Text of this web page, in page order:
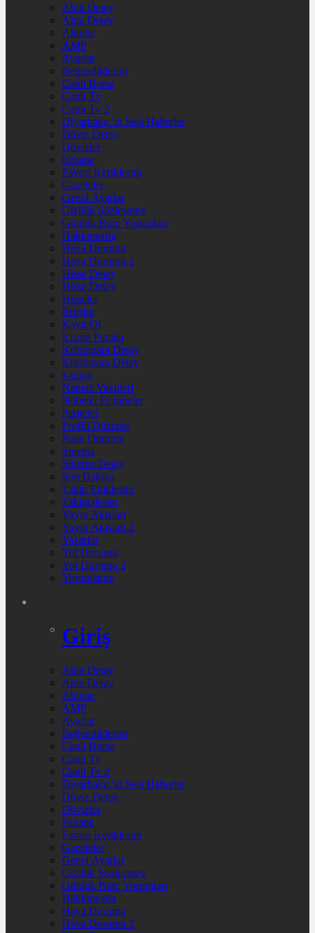
Altın Detay
Altın Detay
Altınlar
AMP
Ayarlar
Beğendiklerim
Canlı Borsa
Canlı Tv
Canlı Tv 2
Diyarbakır’ın Sesi Haberler
Döviz Detay
Dövizler
Eczane
Favori İçeriklerim
Gazeteler
Genel Ayarlar
Gizlilik Sözleşmesi
Günlük Burç Yorumları
Hakkımızda
Hava Durumu
Hava Durumu 2
Hisse Detay
Hisse Detay
Hisseler
İletişim
Kayıt Ol
Kripto Paralar
Kriptopara Detay
Kriptopara Detay
Künye
Namaz Vakitleri
Nöbetçi Eczaneler
Pariteler
Profili Düzenle
Puan Durumu
Sinema
Sinema Detay
Son Dakika
Takip Ettiklerim
Takipçilerim
Yayın Akışları
Yayın Akışları 2
Yazarlar
Yol Durumu
Yol Durumu 2
Yorumlarım
Giriş
Altın Detay
Altın Detay
Altınlar
AMP
Ayarlar
Beğendiklerim
Canlı Borsa
Canlı Tv
Canlı Tv 2
Diyarbakır’ın Sesi Haberler
Döviz Detay
Dövizler
Eczane
Favori İçeriklerim
Gazeteler
Genel Ayarlar
Gizlilik Sözleşmesi
Günlük Burç Yorumları
Hakkımızda
Hava Durumu
Hava Durumu 2